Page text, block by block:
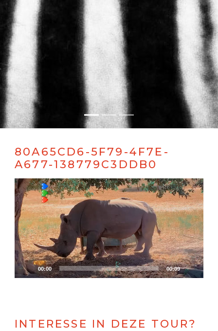
80A65CD6-5F79-4F7E-
A677-138779C3DDB0
Videospeler
00:00 00:09
INTERESSE IN DEZE TOUR?